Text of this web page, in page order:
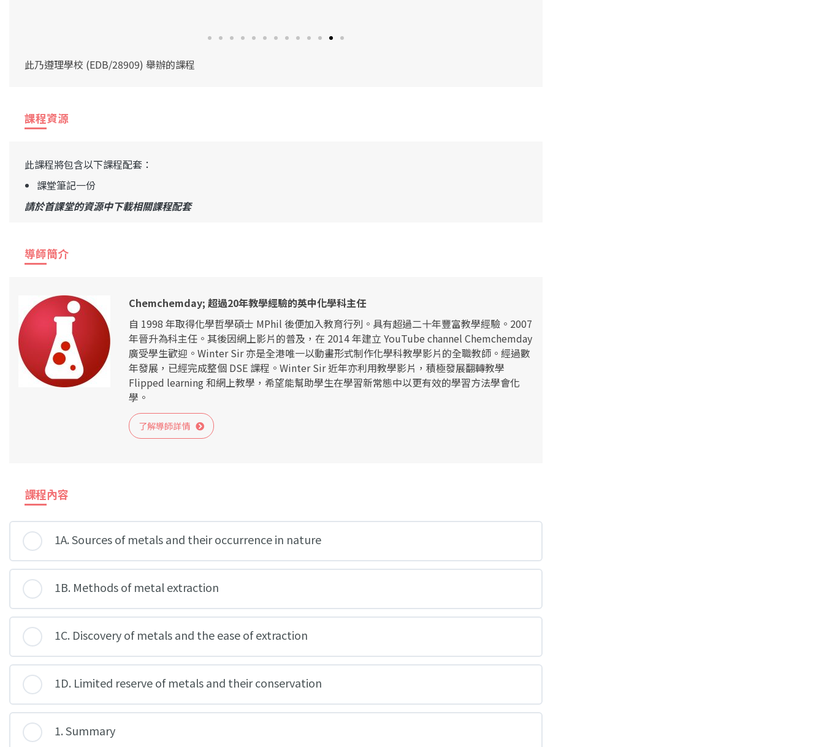
此乃遵理學校 (EDB/28909) 舉辦的課程
課程資源
此課程將包含以下課程配套：
課堂筆記一份
請於首課堂的資源中下載相關課程配套
導師簡介
Chemchemday; 超過20年教學經驗的英中化學科主任
自 1998 年取得化學哲學碩士 MPhil 後便加入教育行列。具有超過二十年豐富教學經驗。2007
年晉升為科主任。其後因網上影片的普及，在 2014 年建立 YouTube channel Chemchemday
廣受學生歡迎。Winter Sir 亦是全港唯一以動畫形式制作化學科教學影片的全職教師。經過數
年發展，已經完成整個 DSE 課程。Winter Sir 近年亦利用教學影片，積極發展翻轉教學
Flipped learning 和網上教學，希望能幫助學生在學習新常態中以更有效的學習方法學會化
學。
了解導師詳情
課程內容
1A. Sources of metals and their occurrence in nature
1B. Methods of metal extraction
1C. Discovery of metals and the ease of extraction
1D. Limited reserve of metals and their conservation
1. Summary